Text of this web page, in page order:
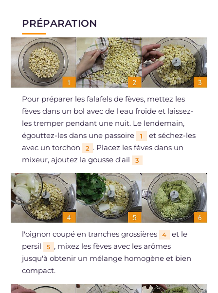
PRÉPARATION
Pour préparer les falafels de fèves, mettez les
fèves dans un bol avec de l'eau froide et laissez-
les tremper pendant une nuit. Le lendemain,
égouttez-les dans une passoire
1
et séchez-les
avec un torchon
2 . Placez les fèves dans un
mixeur, ajoutez la gousse d'ail
3
l'oignon coupé en tranches grossières 4
et le
persil
5 , mixez les fèves avec les arômes
jusqu'à obtenir un mélange homogène et bien
compact.